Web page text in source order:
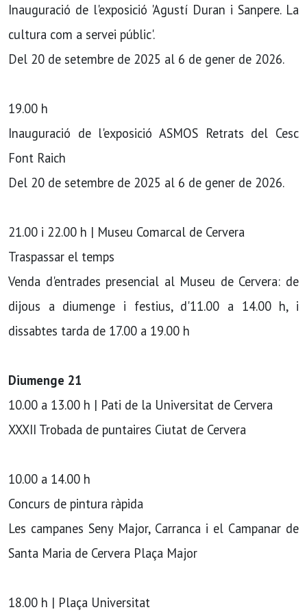
Inauguració de l'exposició 'Agustí Duran i Sanpere. La
cultura com a servei públic'.
Del 20 de setembre de 2025 al 6 de gener de 2026.
19.00 h
Inauguració de l'exposició ASMOS Retrats del Cesc
Font Raich
Del 20 de setembre de 2025 al 6 de gener de 2026.
21.00 i 22.00 h | Museu Comarcal de Cervera
Traspassar el temps
Venda d'entrades presencial al Museu de Cervera: de
dijous a diumenge i festius, d'11.00 a 14.00 h, i
dissabtes tarda de 17.00 a 19.00 h
Diumenge 21
10.00 a 13.00 h | Pati de la Universitat de Cervera
XXXII Trobada de puntaires Ciutat de Cervera
10.00 a 14.00 h
Concurs de pintura ràpida
Les campanes Seny Major, Carranca i el Campanar de
Santa Maria de Cervera Plaça Major
18.00 h | Plaça Universitat